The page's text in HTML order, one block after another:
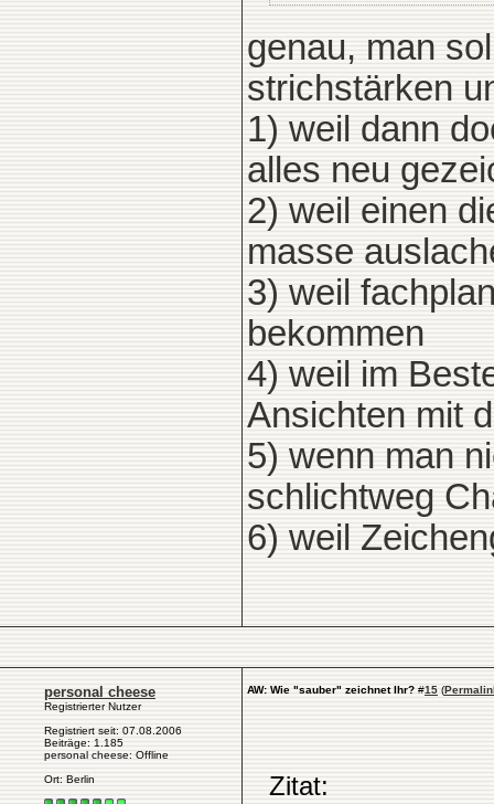
genau, man
strichstärken
1) weil dann
alles neu
2) weil einen
masse
3) weil
bekommen
4) weil im
Ansichten mit
5) wenn man
schlichtweg
6) weil
personal cheese
Registrierter Nutzer
Registriert seit: 07.08.2006
Beiträge: 1.185
personal cheese: Offline
Ort: Berlin
AW: Wie "sauber" zeichnet Ihr? #15 (
Zitat: